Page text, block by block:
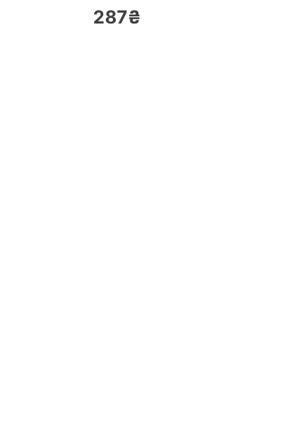
287₴